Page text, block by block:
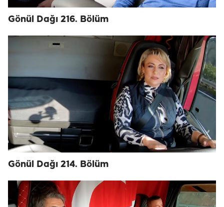
Gönül Dağı 216. Bölüm
Gönül Dağı 214. Bölüm